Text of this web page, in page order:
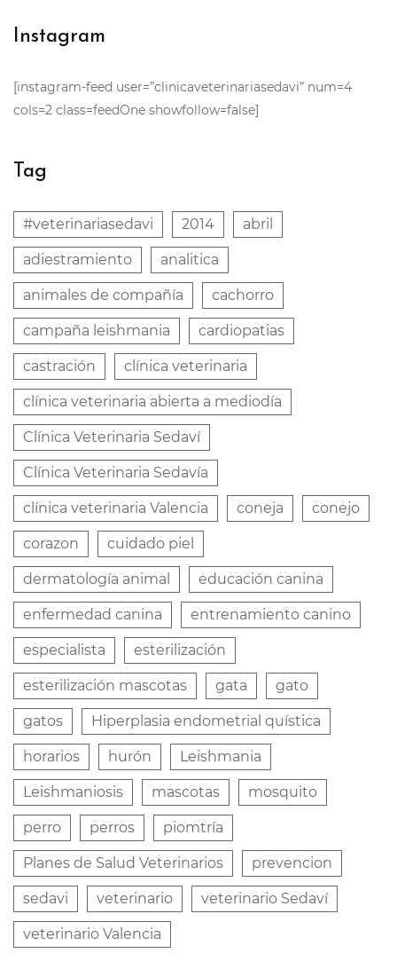
Instagram
[instagram-feed user=”clinicaveterinariasedavi” num=4
cols=2 class=feedOne showfollow=false]
Tag
#veterinariasedavi 2014 abril
adiestramiento analitica
animales de compañía cachorro
campaña leishmania cardiopatias
castración clínica veterinaria
clínica veterinaria abierta a mediodía
Clínica Veterinaria Sedaví
Clínica Veterinaria Sedavía
clínica veterinaria Valencia coneja conejo
corazon cuidado piel
dermatología animal educación canina
enfermedad canina entrenamiento canino
especialista esterilización
esterilización mascotas gata gato
gatos Hiperplasia endometrial quística
horarios hurón Leishmania
Leishmaniosis mascotas mosquito
perro perros piomtría
Planes de Salud Veterinarios prevencion
sedavi veterinario veterinario Sedaví
veterinario Valencia